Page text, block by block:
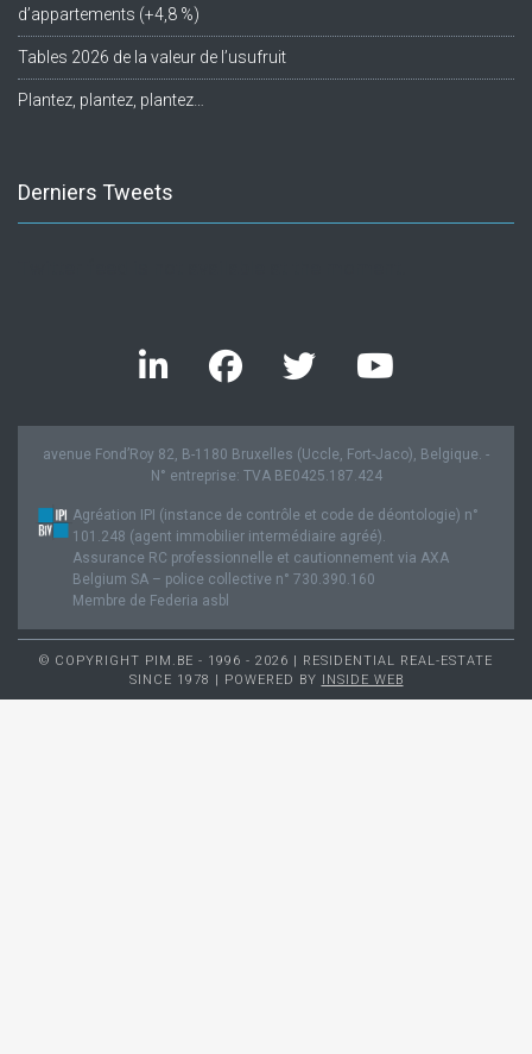
d’appartements (+4,8 %)
Tables 2026 de la valeur de l’usufruit
Plantez, plantez, plantez…
Derniers Tweets
avenue Fond’Roy 82, B-1180 Bruxelles (Uccle, Fort-Jaco), Belgique. -
N° entreprise: TVA BE0425.187.424
Agréation IPI (instance de contrôle et code de déontologie) n°
101.248 (agent immobilier intermédiaire agréé).
Assurance RC professionnelle et cautionnement via AXA
Belgium SA – police collective n° 730.390.160
Membre de Federia asbl
© COPYRIGHT PIM.BE - 1996 - 2026 | RESIDENTIAL REAL-ESTATE
SINCE 1978 | POWERED BY INSIDE WEB